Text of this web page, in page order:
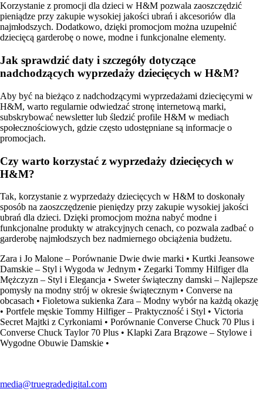
Korzystanie z promocji dla dzieci w H&M pozwala zaoszczędzić
pieniądze przy zakupie wysokiej jakości ubrań i akcesoriów dla
najmłodszych. Dodatkowo, dzięki promocjom można uzupełnić
dziecięcą garderobę o nowe, modne i funkcjonalne elementy.
Jak sprawdzić daty i szczegóły dotyczące
nadchodzących wyprzedaży dziecięcych w H&M?
Aby być na bieżąco z nadchodzącymi wyprzedażami dziecięcymi w
H&M, warto regularnie odwiedzać stronę internetową marki,
subskrybować newsletter lub śledzić profile H&M w mediach
społecznościowych, gdzie często udostępniane są informacje o
promocjach.
Czy warto korzystać z wyprzedaży dziecięcych w
H&M?
Tak, korzystanie z wyprzedaży dziecięcych w H&M to doskonały
sposób na zaoszczędzenie pieniędzy przy zakupie wysokiej jakości
ubrań dla dzieci. Dzięki promocjom można nabyć modne i
funkcjonalne produkty w atrakcyjnych cenach, co pozwala zadbać o
garderobę najmłodszych bez nadmiernego obciążenia budżetu.
Zara i Jo Malone – Porównanie Dwie dwie marki • Kurtki Jeansowe
Damskie – Styl i Wygoda w Jednym • Zegarki Tommy Hilfiger dla
Mężczyzn – Styl i Elegancja • Sweter świąteczny damski – Najlepsze
pomysły na modny strój w okresie świątecznym • Converse na
obcasach • Fioletowa sukienka Zara – Modny wybór na każdą okazję
• Portfele męskie Tommy Hilfiger – Praktyczność i Styl • Victoria
Secret Majtki z Cyrkoniami • Porównanie Converse Chuck 70 Plus i
Converse Chuck Taylor 70 Plus • Klapki Zara Brązowe – Stylowe i
Wygodne Obuwie Damskie •
media@truegradedigital.com